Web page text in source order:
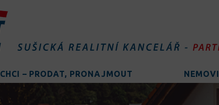
CHCI – PRODAT, PRONAJMOUT